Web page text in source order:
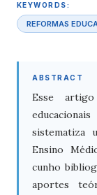
KEYWORDS:
REFORMAS
ABSTRACT
Esse
sistematiza
Ensino
cunho
aportes